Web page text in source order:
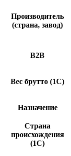
Производитель
(страна, завод)
B2B
Вес брутто (1С)
Назначение
Страна
происхождения
(1С)